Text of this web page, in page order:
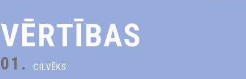
VĒRTĪBAS
01. CILVĒKS